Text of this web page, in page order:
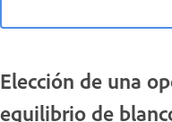
Elección de una
equilibrio de